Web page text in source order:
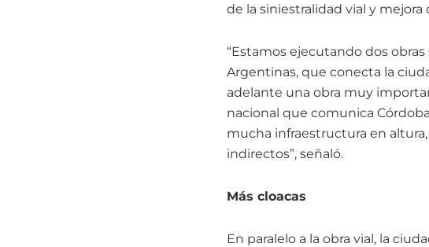
de la siniestralidad vial y
“Estamos ejecutando dos
Argentinas, que conecta la
adelante una obra muy
nacional que comunica
mucha infraestructura en
indirectos”, señaló.
Más cloacas
En paralelo a la obra vial, la